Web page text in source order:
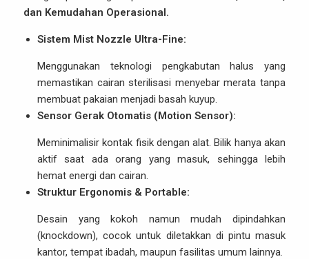
dan Kemudahan Operasional.
Sistem Mist Nozzle Ultra-Fine:
Menggunakan teknologi pengkabutan halus yang
memastikan cairan sterilisasi menyebar merata tanpa
membuat pakaian menjadi basah kuyup.
Sensor Gerak Otomatis (Motion Sensor):
Meminimalisir kontak fisik dengan alat. Bilik hanya akan
aktif saat ada orang yang masuk, sehingga lebih
hemat energi dan cairan.
Struktur Ergonomis & Portable:
Desain yang kokoh namun mudah dipindahkan
(knockdown), cocok untuk diletakkan di pintu masuk
kantor, tempat ibadah, maupun fasilitas umum lainnya.